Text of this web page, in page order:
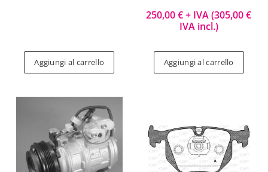
Aggiungi al carrello
250,00€+ IVA (305,00€
IVA incl.)
Aggiungi al carrello